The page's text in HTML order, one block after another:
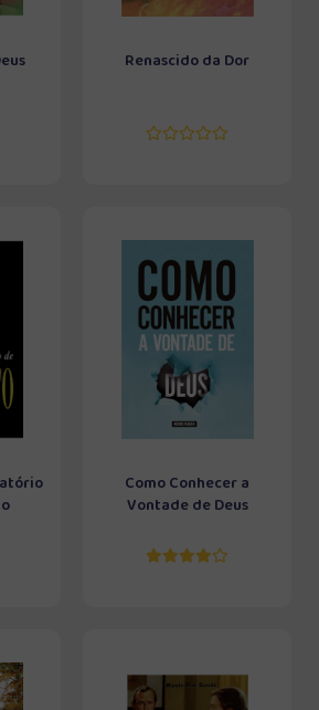
Renascido da Dor
Como Conhecer a
Vontade de Deus